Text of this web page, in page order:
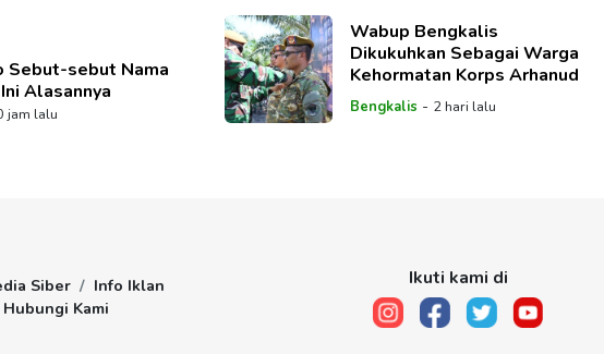
Sebut-sebut Nama
Alasannya
jam lalu
Wabup Bengkalis
Dikukuhkan Sebagai Warga
Kehormatan Korps Arhanud
Bengkalis - 2 hari lalu
Siber
Info Iklan
Hubungi Kami
Ikuti kami di